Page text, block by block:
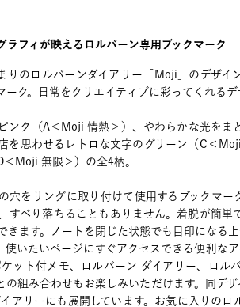
ラフィが映えるロルバーン専用ブックマーク
りのロルバーンダイアリー「Moji」のデザイ
ーク。日常をクリエイティブに彩ってくれるデ
ンク（A＜Moji 情熱＞）、やわらかな光をま
を思わせるレトロな文字のグリーン（C＜
＜Moji 無限＞）の全4柄。
穴をリングに取り付けて使用するブックマー
すべり落ちることもありません。着脱が簡単
きます。ノートを閉じた状態でも目印になる
使いたいページにすぐアクセスできる便利な
ット付メモ、ロルバーン ダイアリー、ロル
の組み合わせもお楽しみいただけます。同デ
アリーにも展開しています。お気に入りのロ